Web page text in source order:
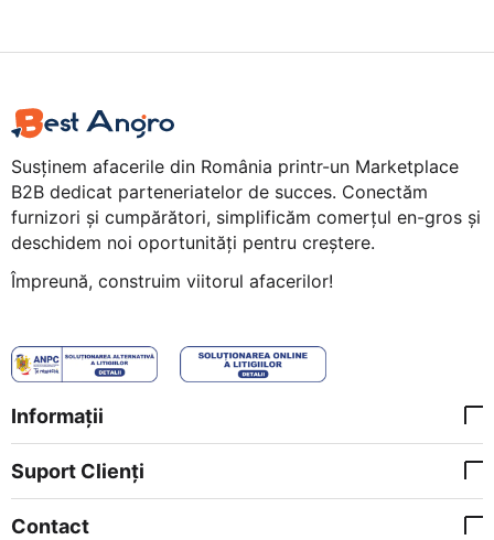
Susținem afacerile din România printr-un Marketplace
B2B dedicat parteneriatelor de succes. Conectăm
furnizori și cumpărători, simplificăm comerțul en-gros și
deschidem noi oportunități pentru creștere.
Împreună, construim viitorul afacerilor!
Informații
Suport Clienți
Contact